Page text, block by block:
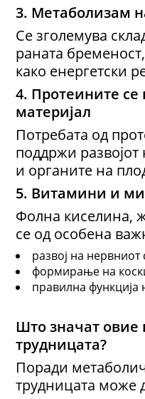
3. Метаболизам
Се зголемува
раната
како енергетски
4. Протеините се
материјал
Потребата од
поддржи развојот
и органите на
5. Витамини и
Фолна киселина,
се од особена
развој на нервниот
формирање на
правилна функција
Што значат овие
трудницата?
Поради
трудницата може